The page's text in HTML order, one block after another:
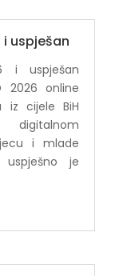
uspješan
i uspješan
2026 online
iz cijele BiH
i mlade
je